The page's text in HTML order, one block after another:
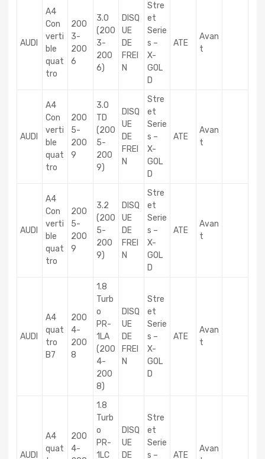
AUDI
A4
Con
verti
ble
quat
tro
200
3-
200
6
3.0
(200
3-
200
6)
DISQ
UE
DE
FREI
N
Stre
et
Serie
s –
X-
GOL
D
ATE
Avan
t
AUDI
A4
Con
verti
ble
quat
tro
200
5-
200
9
3.0
TD
(200
5-
200
9)
DISQ
UE
DE
FREI
N
Stre
et
Serie
s –
X-
GOL
D
ATE
Avan
t
AUDI
A4
Con
verti
ble
quat
tro
200
5-
200
9
3.2
(200
5-
200
9)
DISQ
UE
DE
FREI
N
Stre
et
Serie
s –
X-
GOL
D
ATE
Avan
t
AUDI
A4
quat
tro
B7
200
4-
200
8
1.8
Turb
o
PR-
1LA
(200
4-
200
8)
DISQ
UE
DE
FREI
N
Stre
et
Serie
s –
X-
GOL
D
ATE
Avan
t
AUDI
A4
quat
200
4-
1.8
Turb
o
PR-
1LC
DISQ
UE
DE
Stre
et
Serie
s –
ATE
Avan